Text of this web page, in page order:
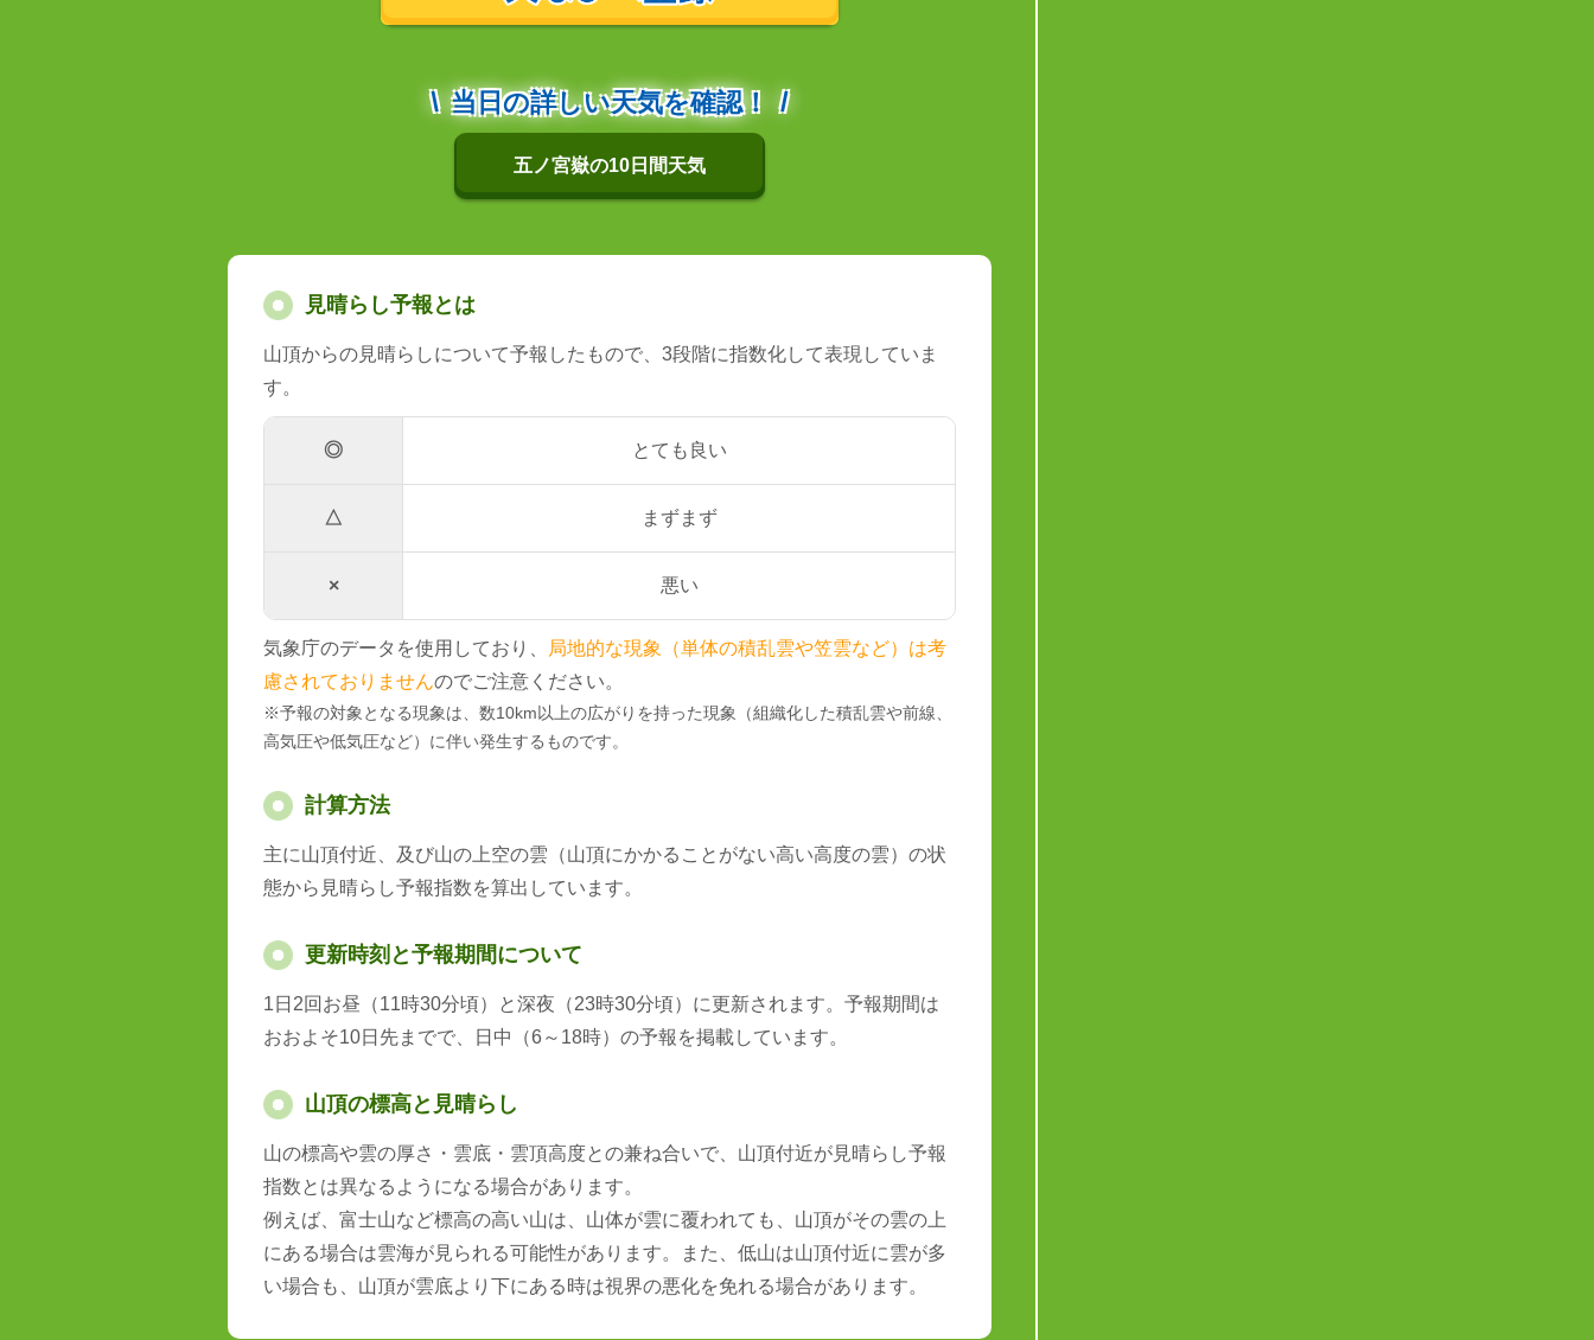
当日の詳しい天気を確認！
五ノ宮嶽の10日間天気
見晴らし予報とは
山頂からの見晴らしについて予報したもので、3段階に指数化して表現していま
す。
◎ とても良い
△ まずまず
× 悪い
気象庁のデータを使用しており、
局地的な現象（単体の積乱雲や笠雲など）は考
慮されておりませんのでご注意ください。
※予報の対象となる現象は、数10km以上の広がりを持った現象（組織化した積乱雲や前線、
高気圧や低気圧など）に伴い発生するものです。
計算方法
主に山頂付近、及び山の上空の雲（山頂にかかることがない高い高度の雲）の状
態から見晴らし予報指数を算出しています。
更新時刻と予報期間について
1日2回お昼（11時30分頃）と深夜（23時30分頃）に更新されます。予報期間は
おおよそ10日先までで、日中（6～18時）の予報を掲載しています。
山頂の標高と見晴らし
山の標高や雲の厚さ・雲底・雲頂高度との兼ね合いで、山頂付近が見晴らし予報
指数とは異なるようになる場合があります。
例えば、富士山など標高の高い山は、山体が雲に覆われても、山頂がその雲の上
にある場合は雲海が見られる可能性があります。また、低山は山頂付近に雲が多
い場合も、山頂が雲底より下にある時は視界の悪化を免れる場合があります。